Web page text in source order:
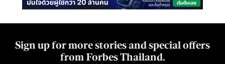
Sign up for more stories and special offers
from Forbes Thailand.